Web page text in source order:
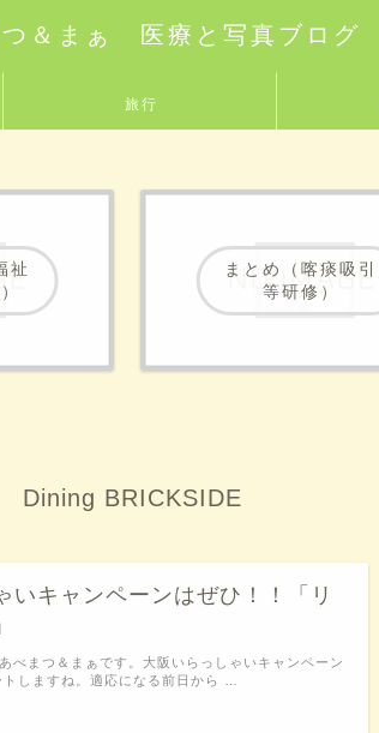
＆まぁ 医療と写真ブログ
旅行
祉
まとめ（喀痰吸引
等研修）
BRICKSIDE
いキャンペーンはぜひ！！「リ
べまつ＆まぁです。大阪いらっしゃいキャンペーン
しますね。適応になる前日から …